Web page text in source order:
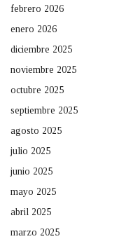
febrero 2026
enero 2026
diciembre 2025
noviembre 2025
octubre 2025
septiembre 2025
agosto 2025
julio 2025
junio 2025
mayo 2025
abril 2025
marzo 2025